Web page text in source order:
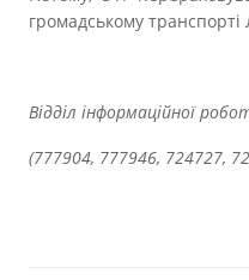
громадському транспорті
Відділ інформаційної
(777904, 777946, 724727,